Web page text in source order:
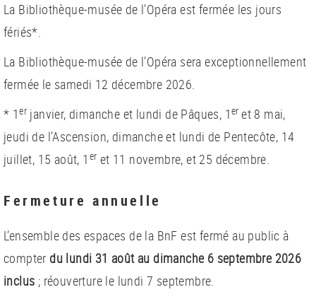
La Bibliothèque-musée de l’Opéra est fermée les jours
fériés*.
La Bibliothèque-musée de l’Opéra sera exceptionnellement
fermée le samedi 12 décembre 2026.
* 1er janvier, dimanche et lundi de Pâques, 1er et 8 mai,
jeudi de l’Ascension, dimanche et lundi de Pentecôte, 14
juillet, 15 août, 1 er et 11 novembre, et 25 décembre.
Fermeture annuelle
L’ensemble des espaces de la BnF est fermé au public à
compter du lundi 31 août au dimanche 6 septembre 2026
inclus ; réouverture le lundi 7 septembre.